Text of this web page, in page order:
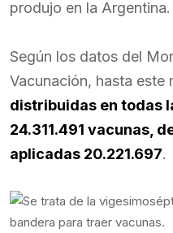
produjo en la Argentina.
Según los datos del
Vacunación, hasta este
distribuidas en todas
24.311.491 vacunas,
aplicadas 20.221.697.